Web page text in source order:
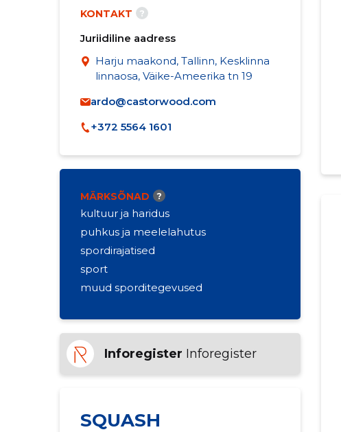
KONTAKT ?
Juriidiline aadress
Harju maakond, Tallinn, Kesklinna
linnaosa, Väike-Ameerika tn 19
ardo@castorwood.com
+372 5564 1601
MÄRKSÕNAD ?
kultuur ja haridus
puhkus ja meelelahutus
spordirajatised
sport
muud sporditegevused
Inforegister Inforegister
SQUASH